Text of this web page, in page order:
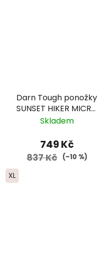
Darn Tough ponožky
SUNSET HIKER MICRO
CREW Lightweight
černé/šedé
Skladem
749 Kč
837 Kč (–10 %)
XL